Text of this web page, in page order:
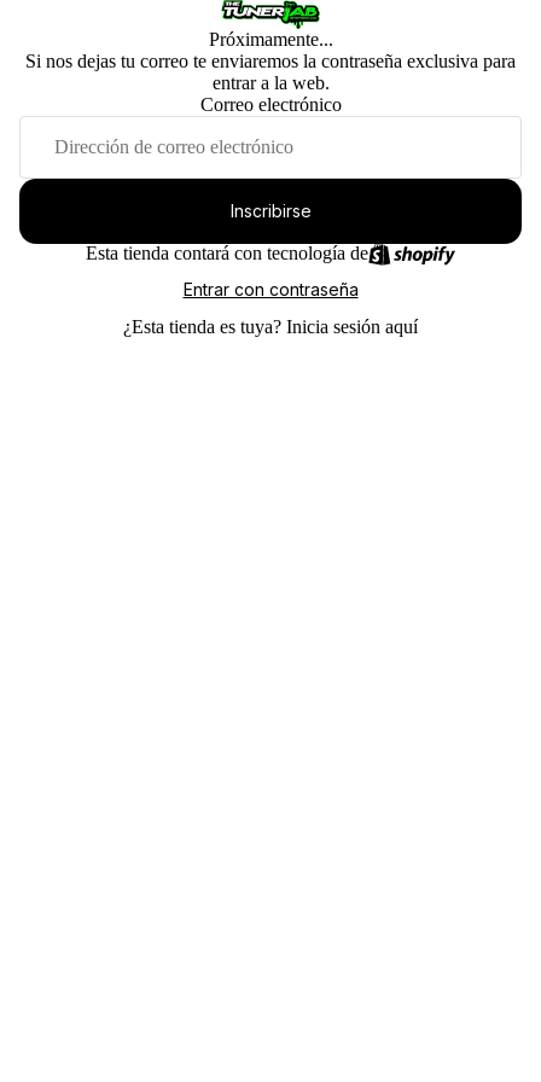
Próximamente...
Si nos dejas tu correo te enviaremos la contraseña exclusiva para
entrar a la web.
Correo electrónico
Inscribirse
Esta tienda contará con tecnología de
Entrar con contraseña
¿Esta tienda es tuya? Inicia sesión aquí